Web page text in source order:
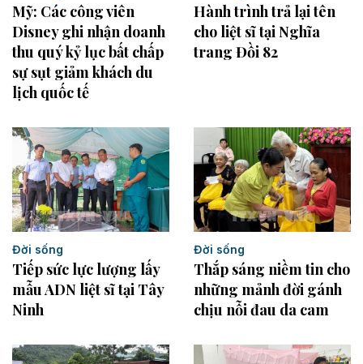
Mỹ: Các công viên
Disney ghi nhận doanh
thu quý kỷ lục bất chấp
sự sụt giảm khách du
lịch quốc tế
Hành trình trả lại tên
cho liệt sĩ tại Nghĩa
trang Đồi 82
Đời sống
Tiếp sức lực lượng lấy
mẫu ADN liệt sĩ tại Tây
Ninh
Đời sống
Thắp sáng niềm tin cho
những mảnh đời gánh
chịu nỗi đau da cam